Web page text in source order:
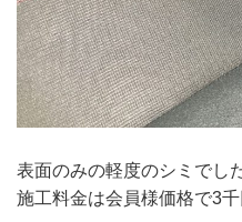
表面のみの軽度のシミでし
施工料金は会員様価格で3